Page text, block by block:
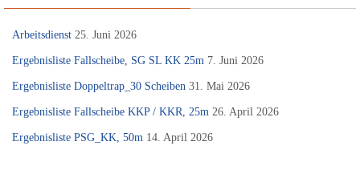
Arbeitsdienst 25. Juni 2026
Ergebnisliste Fallscheibe, SG SL KK 25m 7. Juni 2026
Ergebnisliste Doppeltrap_30 Scheiben 31. Mai 2026
Ergebnisliste Fallscheibe KKP / KKR, 25m 26. April 2026
Ergebnisliste PSG_KK, 50m 14. April 2026